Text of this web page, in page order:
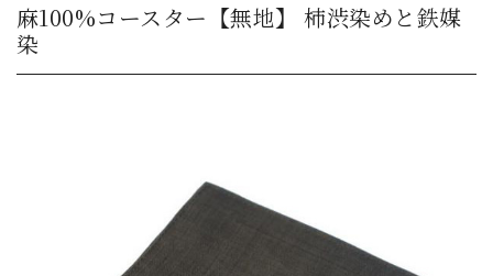
麻100%コースター【無地】 柿渋染めと鉄媒
染